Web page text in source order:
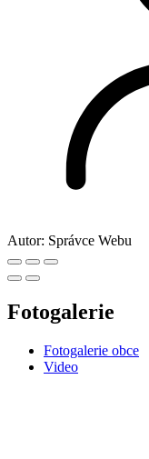
Autor: Správce Webu
Fotogalerie
Fotogalerie obce
Video